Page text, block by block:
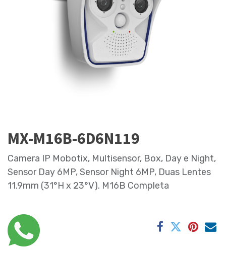
MX-M16B-6D6N119
Camera IP Mobotix, Multisensor, Box, Day e Night,
Sensor Day 6MP, Sensor Night 6MP, Duas Lentes
11.9mm (31°H x 23°V). M16B Completa